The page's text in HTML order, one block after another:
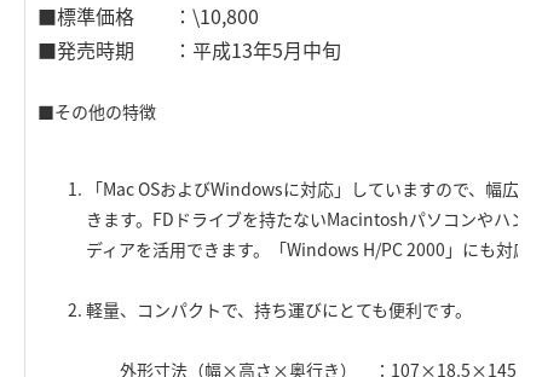
■標準価格 ：\10,800
■発売時期 ：平成13年5月中旬
■その他の特徴
「Mac OSおよびWindowsに対応」していますので、幅広
きます。FDドライブを持たないMacintoshパソコンやハン
ディアを活用できます。「Windows H/PC 2000」にも対応
軽量、コンパクトで、持ち運びにとても便利です。
外形寸法（幅×高さ×奥行き） ：